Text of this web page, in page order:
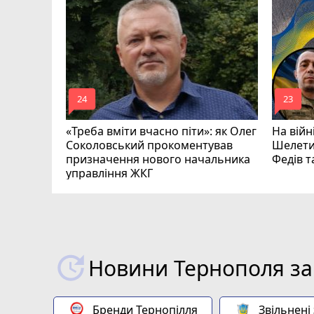
«Треба вміти вчасно піти»: як Олег
Соколовський прокоментував
призначення нового начальника
управління ЖКГ
mode_comment
24
На
Федів
mode_comment
23
Новини Тернополя за
Бренди Тернопілля